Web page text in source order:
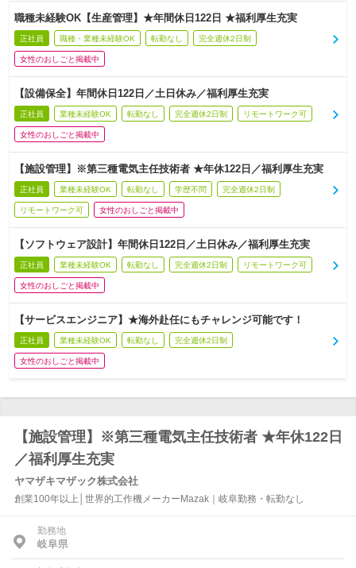
職種未経験OK【生産管理】★年間休日122日 ★福利厚生充実
正社員 職種・業種未経験OK 転勤なし 完全週休2日制
女性のおしごと掲載中
【設備保全】年間休日122日／土日休み／福利厚生充実
正社員 業種未経験OK 転勤なし 完全週休2日制 リモートワーク可
女性のおしごと掲載中
【施設管理】※第三種電気主任技術者 ★年休122日／福利厚生充実
正社員 業種未経験OK 転勤なし 学歴不問 完全週休2日制
リモートワーク可 女性のおしごと掲載中
【ソフトウェア設計】年間休日122日／土日休み／福利厚生充実
正社員 業種未経験OK 転勤なし 完全週休2日制 リモートワーク可
女性のおしごと掲載中
【サービスエンジニア】★海外赴任にもチャレンジ可能です！
正社員 業種未経験OK 転勤なし 完全週休2日制
女性のおしごと掲載中
【施設管理】※第三種電気主任技術者 ★年休122日
／福利厚生充実
ヤマザキマザック株式会社
創業100年以上│世界的工作機メーカーMazak｜岐阜勤務・転勤なし
勤務地
岐阜県